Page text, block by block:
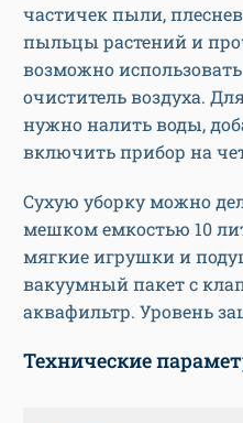
частичек пыли,
пыльцы растений и
возможно
очиститель воздуха.
нужно налить воды,
включить прибор на
Сухую уборку можно
мешком емкостью 10
мягкие игрушки и
вакуумный пакет с
аквафильтр. Уровень
Технические